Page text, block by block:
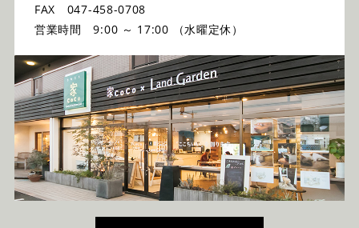
FAX 047-458-0708
営業時間 9:00 ～ 17:00 （水曜定休）